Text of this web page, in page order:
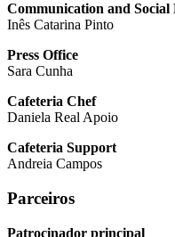
Communication and Social
Inês Catarina Pinto
Press Office
Sara Cunha
Cafeteria Chef
Daniela Real Apoio
Cafeteria Support
Andreia Campos
Parceiros
Patrocinador principal